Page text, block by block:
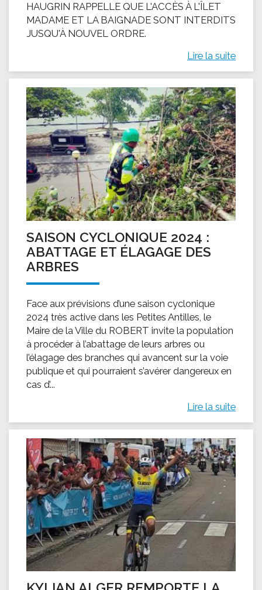
HAUGRIN RAPPELLE QUE L'ACCÈS À L'ÎLET
MADAME ET LA BAIGNADE SONT INTERDITS
JUSQU'À NOUVEL ORDRE.
Lire la suite
SAISON CYCLONIQUE 2024 :
ABATTAGE ET ÉLAGAGE DES
ARBRES
Face aux prévisions d’une saison cyclonique
2024 très active dans les Petites Antilles, le
Maire de la Ville du ROBERT invite la population
à procéder à l’abattage de leurs arbres ou
l’élagage des branches qui avancent sur la voie
publique et qui pourraient s’avérer dangereux en
cas d’...
Lire la suite